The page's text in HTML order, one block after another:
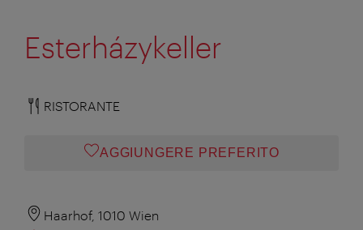
Esterházykeller
RISTORANTE
AGGIUNGERE PREFERITO
Haarhof, 1010 Wien